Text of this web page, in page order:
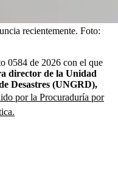
recientemente. Foto:
0584 de 2026 con el que
director de la Unidad
Desastres (UNGRD),
por la Procuraduría por